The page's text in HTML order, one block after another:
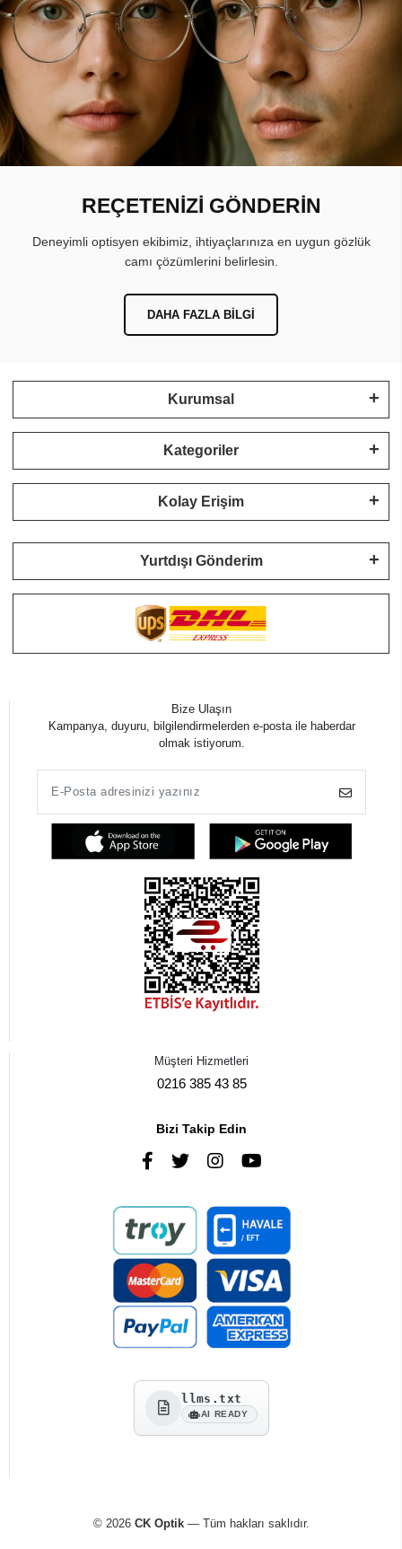
REÇETENİZİ GÖNDERİN
Deneyimli optisyen ekibimiz, ihtiyaçlarınıza en uygun gözlük
camı çözümlerini belirlesin.
DAHA FAZLA BILGI
Kurumsal
Kategoriler
Kolay Erişim
Yurtdışı Gönderim
Bize Ulaşın
Kampanya, duyuru, bilgilendirmelerden e-posta ile haberdar
olmak istiyorum.
Müşteri Hizmetleri
0216 385 43 85
Bizi Takip Edin
llms.txt
AI READY
© 2026 CK Optik— Tüm hakları saklıdır.